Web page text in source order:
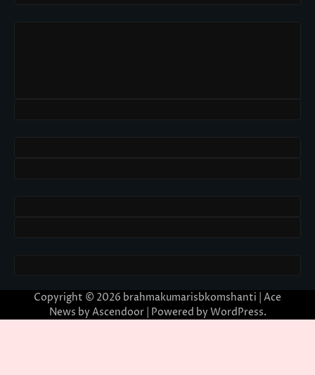
Copyright © 2026 brahmakumarisbkomshanti | Ace
News by Ascendoor| Powered by WordPress.